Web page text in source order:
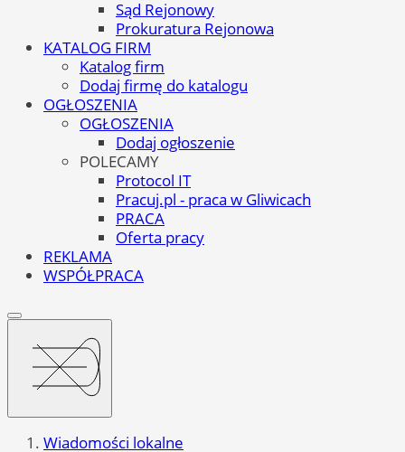
Sąd Rejonowy
Prokuratura Rejonowa
KATALOG FIRM
Katalog firm
Dodaj firmę do katalogu
OGŁOSZENIA
OGŁOSZENIA
Dodaj ogłoszenie
POLECAMY
Protocol IT
Pracuj.pl - praca w Gliwicach
PRACA
Oferta pracy
REKLAMA
WSPÓŁPRACA
Wiadomości lokalne